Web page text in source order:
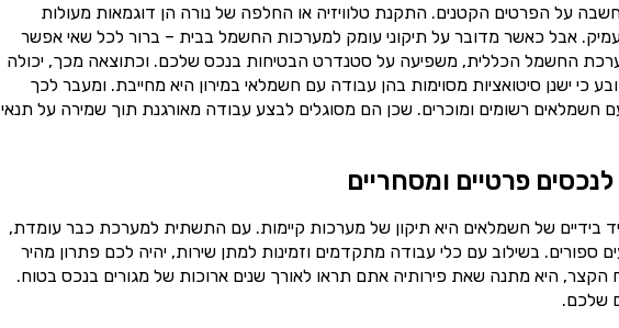
על הפרטים הקטנים. התקנת טלוויזיה או החלפה של נורה הן דוגמאות מעולות
אבל כאשר מדובר על תיקוני עומק למערכות החשמל בבית – ברור לכל שאי אפשר
החשמל הכללית, משפיעה על סטנדרט הבטיחות בנכס שלכם. וכתוצאה מכך, יכולה
כי ישנן סיטואציות מסוימות בהן עבודה עם חשמלאי במירון היא מחייבת. ומעבר לכך
חשמלאים רשומים ומוכרים. שכן הם מסוגלים לבצע עבודה מאורגנת תוך שמירה על תנאי
פרטיים ומסחריים
של חשמלאים היא תיקון של מערכות קיימות. עם התשתית למערכת כבר עומדת,
בשילוב עם כלי עבודה מתקדמים וזמינות למתן שירות, יהיה לכם פתרון מהיר
הקצר, היא מתנה שאת פירותיה אתם תראו לאורך שנים ארוכות של מגורים בנכס בטוח.
שלכם.